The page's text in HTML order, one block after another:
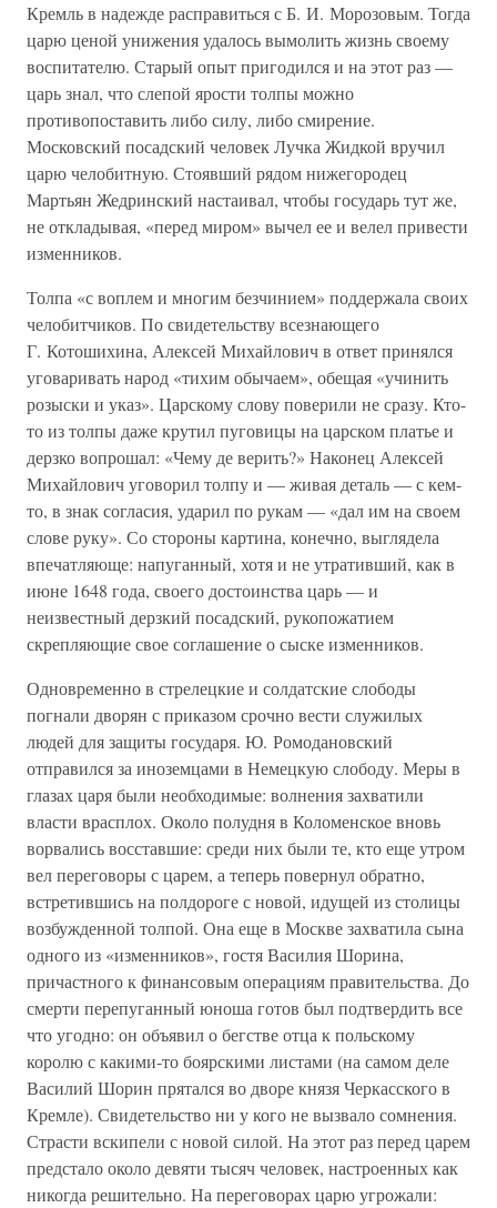
Кремль в надежде расправиться с Б. И. Морозовым. Тогда
царю ценой унижения удалось вымолить жизнь своему
воспитателю. Старый опыт пригодился и на этот раз —
царь знал, что слепой ярости толпы можно
противопоставить либо силу, либо смирение.
Московский посадский человек Лучка Жидкой вручил
царю челобитную. Стоявший рядом нижегородец
Мартьян Жедринский настаивал, чтобы государь тут же,
не откладывая, «перед миром» вычел ее и велел привести
изменников.
Толпа «с воплем и многим безчинием» поддержала своих
челобитчиков. По свидетельству всезнающего
Г. Котошихина, Алексей Михайлович в ответ принялся
уговаривать народ «тихим обычаем», обещая «учинить
розыски и указ». Царскому слову поверили не сразу. Кто-
то из толпы даже крутил пуговицы на царском платье и
дерзко вопрошал: «Чему де верить?» Наконец Алексей
Михайлович уговорил толпу и — живая деталь — с кем-
то, в знак согласия, ударил по рукам — «дал им на своем
слове руку». Со стороны картина, конечно, выглядела
впечатляюще: напуганный, хотя и не утративший, как в
июне 1648 года, своего достоинства царь — и
неизвестный дерзкий посадский, рукопожатием
скрепляющие свое соглашение о сыске изменников.
Одновременно в стрелецкие и солдатские слободы
погнали дворян с приказом срочно вести служилых
людей для защиты государя. Ю. Ромодановский
отправился за иноземцами в Немецкую слободу. Меры в
глазах царя были необходимые: волнения захватили
власти врасплох. Около полудня в Коломенское вновь
ворвались восставшие: среди них были те, кто еще утром
вел переговоры с царем, а теперь повернул обратно,
встретившись на полдороге с новой, идущей из столицы
возбужденной толпой. Она еще в Москве захватила сына
одного из «изменников», гостя Василия Шорина,
причастного к финансовым операциям правительства. До
смерти перепуганный юноша готов был подтвердить все
что угодно: он объявил о бегстве отца к польскому
королю с какими-то боярскими листами (на самом деле
Василий Шорин прятался во дворе князя Черкасского в
Кремле). Свидетельство ни у кого не вызвало сомнения.
Страсти вскипели с новой силой. На этот раз перед царем
предстало около девяти тысяч человек, настроенных как
никогда решительно. На переговорах царю угрожали: